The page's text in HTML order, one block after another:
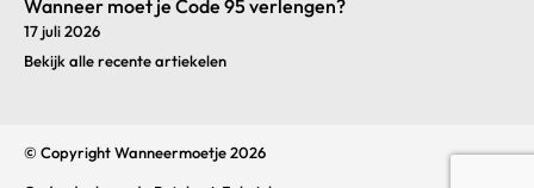
Wanneer moet je Code 95 verlengen?
17 juli 2026
Bekijk alle recente artiekelen
© Copyright Wanneermoetje 2026